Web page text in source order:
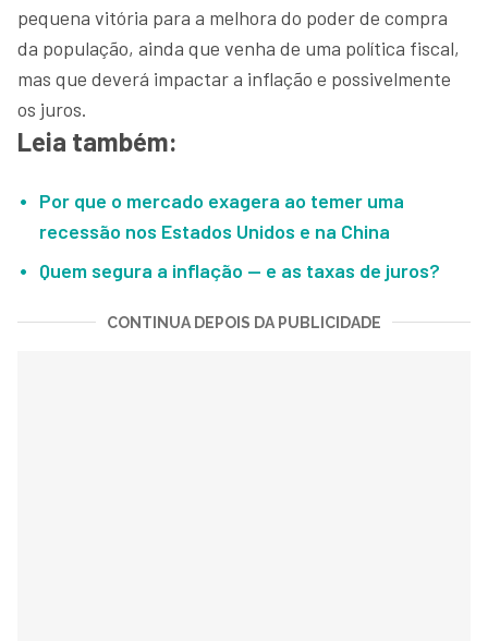
pequena vitória para a melhora do poder de compra
da população, ainda que venha de uma política fiscal,
mas que deverá impactar a inflação e possivelmente
os juros.
Leia também:
Por que o mercado exagera ao temer uma
recessão nos Estados Unidos e na China
Quem segura a inflação — e as taxas de juros?
CONTINUA DEPOIS DA PUBLICIDADE